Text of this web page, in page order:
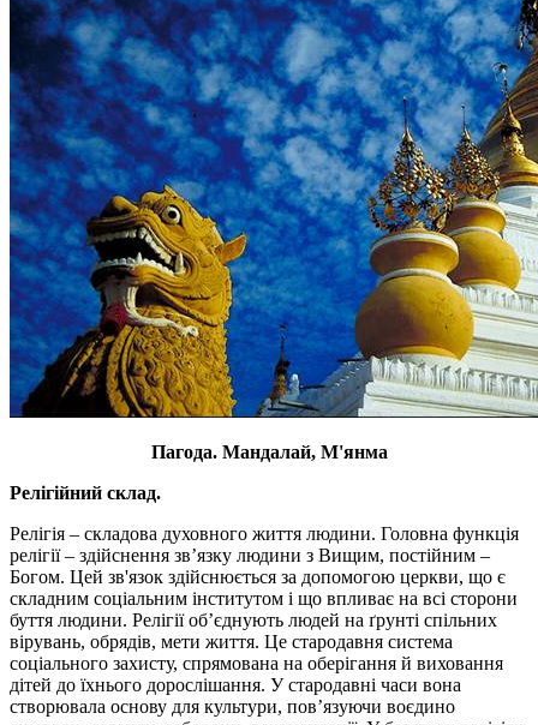
Пагода. Мандалай, М'янма
Релігійний склад.
Релігія – складова духовного життя людини. Головна функція
релігії – здійснення зв’язку людини з Вищим, постійним –
Богом. Цей зв'язок здійснюється за допомогою церкви, що є
складним соціальним інститутом і що впливає на всі сторони
буття людини. Релігії об’єднують людей на ґрунті спільних
вірувань, обрядів, мети життя. Це стародавня система
соціального захисту, спрямована на оберігання й виховання
дітей до їхнього дорослішання. У стародавні часи вона
створювала основу для культури, пов’язуючи воєдино